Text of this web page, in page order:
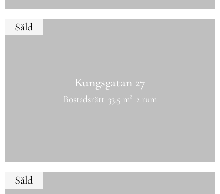
Kungsgatan 27
Bostadsrätt 33,5 m² 2 rum
Såld
Såld